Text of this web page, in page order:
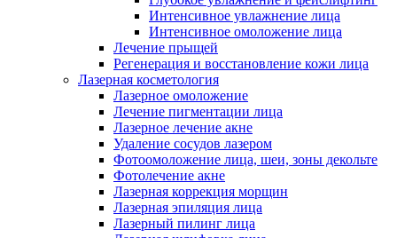
Интенсивное увлажнение лица
Интенсивное омоложение лица
Лечение прыщей
Регенерация и восстановление кожи лица
Лазерная косметология
Лазерное омоложение
Лечение пигментации лица
Лазерное лечение акне
Удаление сосудов лазером
Фотоомоложение лица, шеи, зоны декольте
Фотолечение акне
Лазерная коррекция морщин
Лазерная эпиляция лица
Лазерный пилинг лица